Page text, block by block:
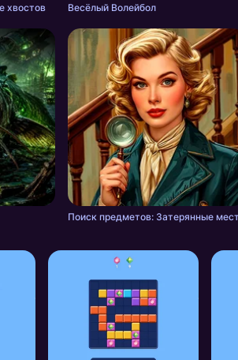
хвостов Весёлый Волейбол
Поиск предметов: Затерянные